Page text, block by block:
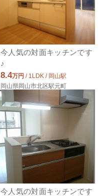
今人気の対面キッチンです
♪
8.4万円 / 1LDK / 岡山駅
岡山県岡山市北区駅元町
今人気の対面キッチンです